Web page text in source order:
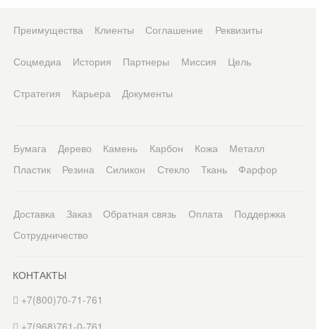
Преимущества Клиенты Соглашение Реквизиты
Соцмедиа История Партнеры Миссия Цель
Стратегия Карьера Документы
Бумага Дерево Камень Карбон Кожа
Металл
Пластик
Резина Силикон Стекло Ткань Фарфор
Доставка Заказ Обратная связь Оплата
Поддержка
Сотрудничество
КОНТАКТЫ
+7(800)70-71-761